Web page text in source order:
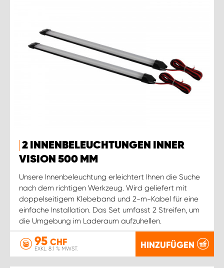
2 INNENBELEUCHTUNGEN INNER
VISION 500 MM
Unsere Innenbeleuchtung erleichtert Ihnen die Suche
nach dem richtigen Werkzeug. Wird geliefert mit
doppelseitigem Klebeband und 2-m-Kabel für eine
einfache Installation. Das Set umfasst 2 Streifen, um
die Umgebung im Laderaum aufzuhellen.
95 CHF
EXKL. 8.1 % MWST. HINZUFÜGEN